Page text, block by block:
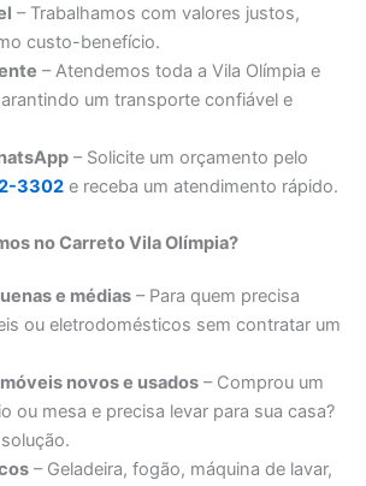
– Trabalhamos com valores justos,
custo-benefício.
– Atendemos toda a Vila Olímpia e
um transporte confiável e
– Solicite um orçamento pelo
3302 e receba um atendimento rápido.
no Carreto Vila Olímpia?
e médias– Para quem precisa
ou eletrodomésticos sem contratar um
novos e usados– Comprou um
ou mesa e precisa levar para sua casa?
– Geladeira, fogão, máquina de lavar,